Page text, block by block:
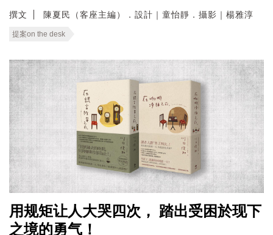
撰文 陳夏民（客座主編）．設計｜童怡靜．攝影｜楊雅淳
提案on the desk
用规矩让人大哭四次， 踏出受困於现下
之境的勇气！